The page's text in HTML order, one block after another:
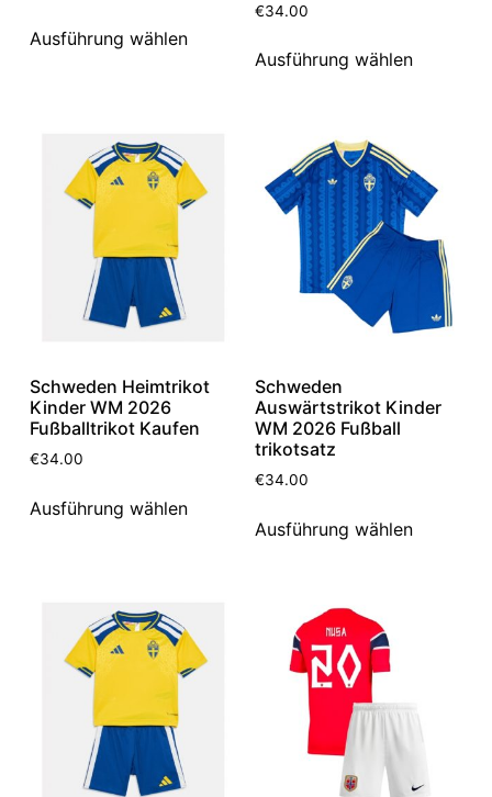
Ausführung wählen
€34.00
Ausführung wählen
Schweden Heimtrikot
Kinder WM 2026
Fußballtrikot Kaufen
€34.00
Ausführung wählen
Schweden
Auswärtstrikot Kinder
WM 2026 Fußball
trikotsatz
€34.00
Ausführung wählen